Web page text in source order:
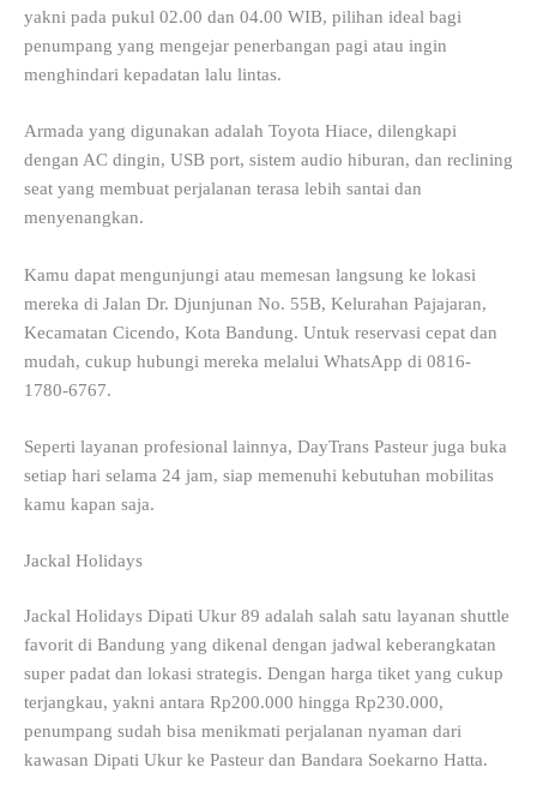
yakni pada pukul 02.00 dan 04.00 WIB, pilihan ideal bagi
penumpang yang mengejar penerbangan pagi atau ingin
menghindari kepadatan lalu lintas.
Armada yang digunakan adalah Toyota Hiace, dilengkapi
dengan AC dingin, USB port, sistem audio hiburan, dan reclining
seat yang membuat perjalanan terasa lebih santai dan
menyenangkan.
Kamu dapat mengunjungi atau memesan langsung ke lokasi
mereka di Jalan Dr. Djunjunan No. 55B, Kelurahan Pajajaran,
Kecamatan Cicendo, Kota Bandung. Untuk reservasi cepat dan
mudah, cukup hubungi mereka melalui WhatsApp di 0816-
1780-6767.
Seperti layanan profesional lainnya, DayTrans Pasteur juga buka
setiap hari selama 24 jam, siap memenuhi kebutuhan mobilitas
kamu kapan saja.
Jackal Holidays
Jackal Holidays Dipati Ukur 89 adalah salah satu layanan shuttle
favorit di Bandung yang dikenal dengan jadwal keberangkatan
super padat dan lokasi strategis. Dengan harga tiket yang cukup
terjangkau, yakni antara Rp200.000 hingga Rp230.000,
penumpang sudah bisa menikmati perjalanan nyaman dari
kawasan Dipati Ukur ke Pasteur dan Bandara Soekarno Hatta.